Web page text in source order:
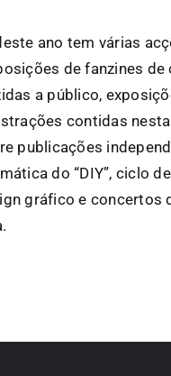
ano tem várias
de fanzines de
a público,
contidas
publicações
do “DIY”, ciclo
gráfico e concertos